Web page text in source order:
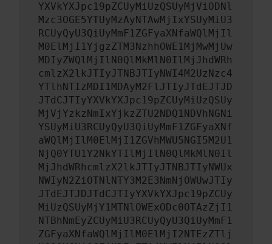
YXVkYXJpc19pZCUyMiUzQSUyMjViODNl
Mzc3OGE5YTUyMzAyNTAwMjIxYSUyMiU3
RCUyQyU3QiUyMmF1ZGFyaXNfaWQlMjIl
M0ElMjI1YjgzZTM3NzhhOWE1MjMwMjUw
MDIyZWQlMjIlN0QlMkMlN0IlMjJhdWRh
cmlzX2lkJTIyJTNBJTIyNWI4M2UzNzc4
YTlhNTIzMDI1MDAyM2FlJTIyJTdEJTJD
JTdCJTIyYXVkYXJpc19pZCUyMiUzQSUy
MjVjYzkzNmIxYjkzZTU2NDQ1NDVhNGNi
YSUyMiU3RCUyQyU3QiUyMmF1ZGFyaXNf
aWQlMjIlM0ElMjI1ZGVhMWU5NGI5M2U1
NjQ0YTU1Y2NkYTIlMjIlN0QlMkMlN0Il
MjJhdWRhcmlzX2lkJTIyJTNBJTIyNWUx
NWIyN2ZiOTNlNTY3M2E3NmNjOWUwJTIy
JTdEJTJDJTdCJTIyYXVkYXJpc19pZCUy
MiUzQSUyMjY1MTNlOWExODc0OTAzZjI1
NTBhNmEyZCUyMiU3RCUyQyU3QiUyMmF1
ZGFyaXNfaWQlMjIlM0ElMjI2NTEzZTlj